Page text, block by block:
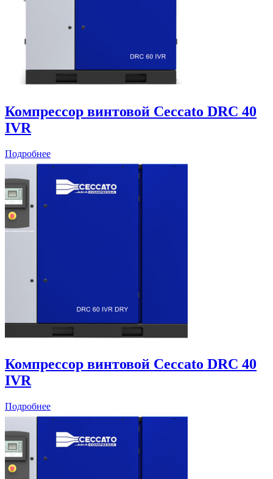
Компрессор винтовой Ceccato DRC 40
IVR
Подробнее
Компрессор винтовой Ceccato DRC 40
IVR
Подробнее